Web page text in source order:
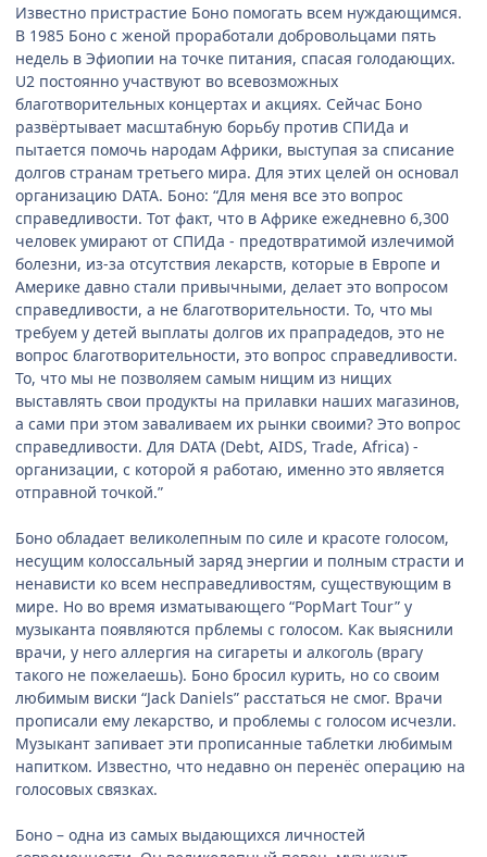
Известно пристрастие Боно помогать всем нуждающимся.
В 1985 Боно с женой проработали добровольцами пять
недель в Эфиопии на точке питания, спасая голодающих.
U2 постоянно участвуют во всевозможных
благотворительных концертах и акциях. Сейчас Боно
развёртывает масштабную борьбу против СПИДа и
пытается помочь народам Африки, выступая за списание
долгов странам третьего мира. Для этих целей он основал
организацию DATA. Боно: “Для меня все это вопрос
справедливости. Тот факт, что в Африке ежедневно 6,300
человек умирают от СПИДа - предотвратимой излечимой
болезни, из-за отсутствия лекарств, которые в Европе и
Америке давно стали привычными, делает это вопросом
справедливости, а не благотворительности. То, что мы
требуем у детей выплаты долгов их прапрадедов, это не
вопрос благотворительности, это вопрос справедливости.
То, что мы не позволяем самым нищим из нищих
выставлять свои продукты на прилавки наших магазинов,
а сами при этом заваливаем их рынки своими? Это вопрос
справедливости. Для DATA (Debt, AIDS, Trade, Africa) -
организации, с которой я работаю, именно это является
отправной точкой.”
Боно обладает великолепным по силе и красоте голосом,
несущим колоссальный заряд энергии и полным страсти и
ненависти ко всем несправедливостям, существующим в
мире. Но во время изматывающего “PopMart Tour” у
музыканта появляются прблемы с голосом. Как выяснили
врачи, у него аллергия на сигареты и алкоголь (врагу
такого не пожелаешь). Боно бросил курить, но со своим
любимым виски “Jack Daniels” расстаться не смог. Врачи
прописали ему лекарство, и проблемы с голосом исчезли.
Музыкант запивает эти прописанные таблетки любимым
напитком. Известно, что недавно он перенёс операцию на
голосовых связках.
Боно – одна из самых выдающихся личностей